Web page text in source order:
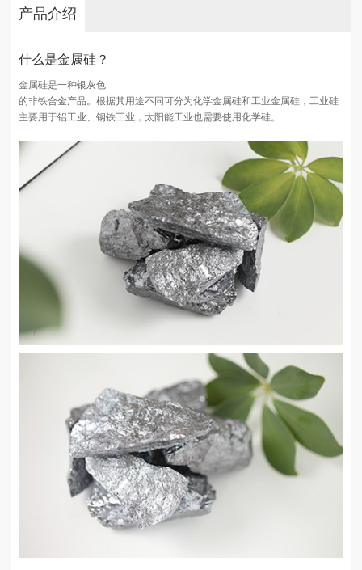
产品介绍
什么是金属硅？
金属硅是一种银灰色
的非铁合金产品。根据其用途不同可分为化学金属硅和工业金属硅，工业硅
主要用于铝工业、钢铁工业，太阳能工业也需要使用化学硅。